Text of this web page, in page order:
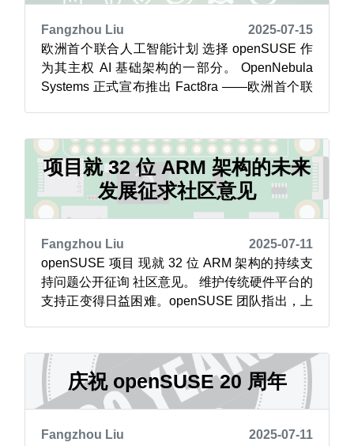
Fangzhou Liu
2025-07-15
欧洲首个联合人工智能计划 选择 openSUSE 作
为其主权 AI 基础架构的一部分。 OpenNebula
Systems 正式宣布推出 Fact8ra ——欧洲首个联
项目（IPCEI-CIS）30 亿欧元投资框架下的重要
里程碑。 根...
项目就 32 位 ARM 架构的未来
发展征求社区意见
Fangzhou Liu
2025-07-11
openSUSE 项目 现就 32 位 ARM 架构的持续支
持问题公开征询 社区意见。 维护传统硬件平台的
支持正变得日益困难。openSUSE 团队指出，上
素。 包括 树莓派 1 代、Pi Zero、BeagleBone
等经典嵌入式设备...
庆祝 openSUSE 20 周年
Fangzhou Liu
2025-07-11